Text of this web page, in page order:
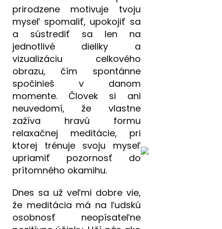
prirodzene motivuje tvoju
myseľ spomaliť, upokojiť sa
a sústrediť sa len na
jednotlivé dieliky a
vizualizáciu celkového
obrazu, čím spontánne
spočinieš v danom
momente. Človek si ani
neuvedomí, že vlastne
zažíva hravú formu
relaxačnej meditácie, pri
ktorej trénuje svoju myseľ
upriamiť pozornosť do
prítomného okamihu.
Dnes sa už veľmi dobre vie,
že meditácia má na ľudskú
osobnosť neopísateľne